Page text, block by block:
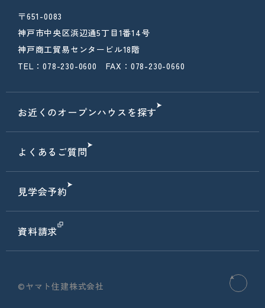
〒651-0083
神戸市中央区浜辺通5丁目1番14号
神戸商工貿易センタービル18階
TEL：078-230-0600 FAX：078-230-0660
お近くのオープンハウスを探す
よくあるご質問
見学会予約
資料請求
©ヤマト住建株式会社